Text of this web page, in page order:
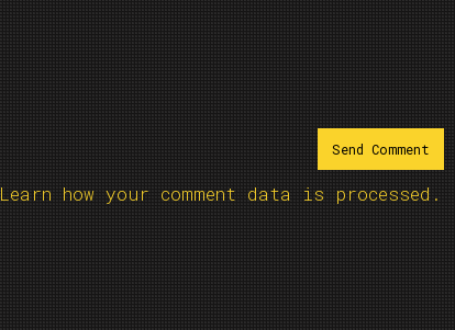
Learn how your comment data is processed.